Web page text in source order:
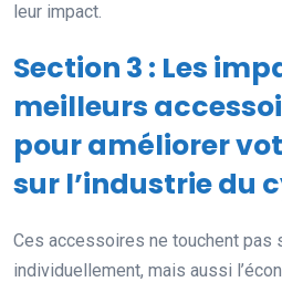
leur impact.
Section 3 : Les
meilleurs
pour améliorer
sur l’industrie du
Ces accessoires ne touchent
individuellement, mais aussi